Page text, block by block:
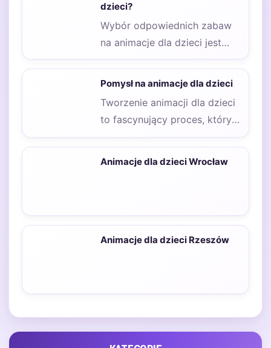
dzieci?
Wybór odpowiednich zabaw
na animacje dla dzieci jest
kluczowy, aby zapewnić im
radość i zaangażowanie.…
Pomysł na animacje dla dzieci
Tworzenie animacji dla dzieci
to fascynujący proces, który
wymaga nie tylko
zrozumienia…
Animacje dla dzieci Wrocław
Animacje dla dzieci Rzeszów